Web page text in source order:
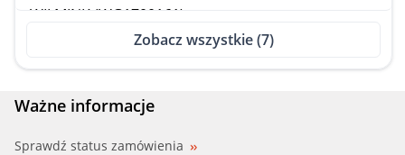
WILMINK (WG1700161)
Zobacz wszystkie (7)
Ważne informacje
Sprawdź status zamówienia